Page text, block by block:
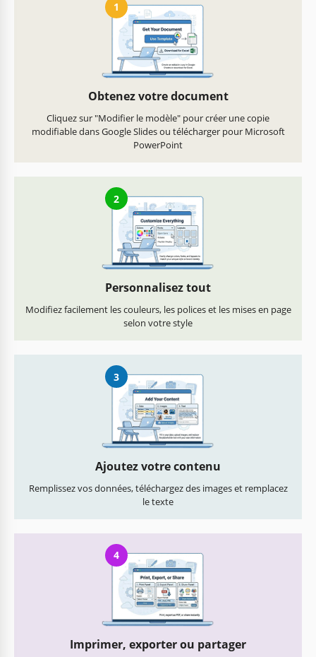
1
Obtenez votre document
Cliquez sur "Modifier le modèle" pour créer une copie
modifiable dans Google Slides ou télécharger pour Microsoft
PowerPoint
2
Personnalisez tout
Modifiez facilement les couleurs, les polices et les mises en page
selon votre style
3
Ajoutez votre contenu
Remplissez vos données, téléchargez des images et remplacez
le texte
4
Imprimer, exporter ou partager